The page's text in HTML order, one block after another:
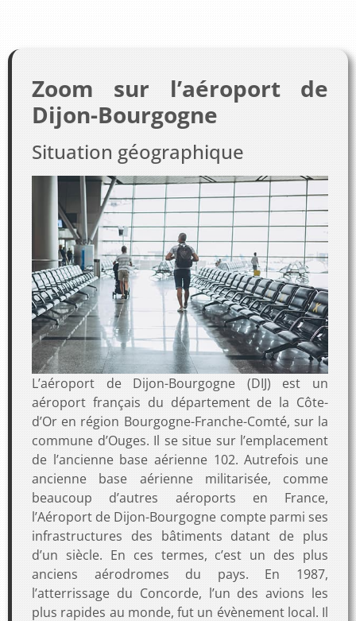
Zoom sur l’aéroport de
Dijon-Bourgogne
Situation géographique
L’aéroport de Dijon-Bourgogne (DIJ) est un
aéroport français du département de la Côte-
d’Or en région Bourgogne-Franche-Comté, sur la
commune d’Ouges. Il se situe sur l’emplacement
de l’ancienne base aérienne 102. Autrefois une
ancienne base aérienne militarisée, comme
beaucoup d’autres aéroports en France,
l’Aéroport de Dijon-Bourgogne compte parmi ses
infrastructures des bâtiments datant de plus
d’un siècle. En ces termes, c’est un des plus
anciens aérodromes du pays. En 1987,
l’atterrissage du Concorde, l’un des avions les
plus rapides au monde, fut un évènement local. Il